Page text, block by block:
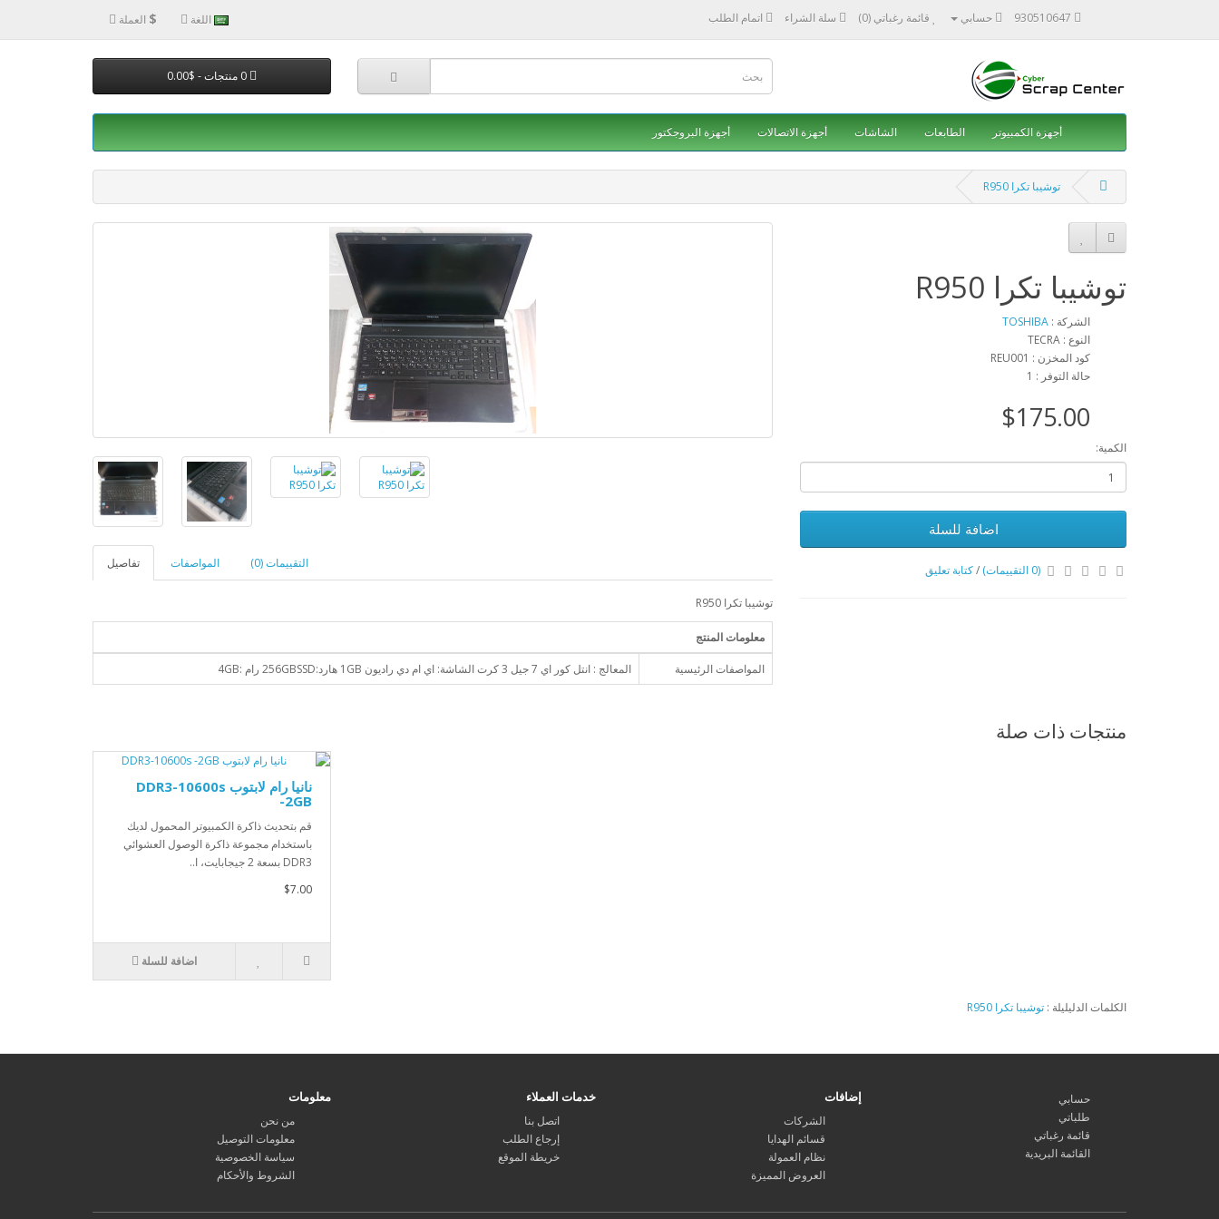
$ العملة اللغة 930510647 حسابي قائمة رغباتي (0) سلة الشراء اتمام الطلب
0 منتجات - $0.00
أجهزة الكمبيوتر الطابعات الشاشات أجهزة الاتصالات أجهزة البروجكتور
توشيبا تكرا R950
تفاصيل المواصفات التقييمات (0)
توشيبا تكرا R950
معلومات المنتج
المواصفات الرئيسية المعالج : انتل كور اي 7 جيل 3 كرت الشاشة: اي ام دي راديون 1GB هارد:256GBSSD رام :4GB
توشيبا تكرا R950
الشركة : TOSHIBA
النوع : TECRA
كود المخزن : REU001
حالة التوفر : 1
$175.00
الكمية:
اضافة للسلة
(0 التقييمات) /كتابة تعليق
منتجات ذات صلة
نانيا رام لابتوب DDR3-10600s
-2GB
قم بتحديث ذاكرة الكمبيوتر المحمول لديك
باستخدام مجموعة ذاكرة الوصول العشوائي
DDR3 بسعة 2 جيجابايت، ا..
$7.00
اضافة للسلة
الكلمات الدليليلة : توشيبا تكرا R950
معلومات
من نحن
معلومات التوصيل
سياسة الخصوصية
الشروط والأحكام
خدمات العملاء
اتصل بنا
إرجاع الطلب
خريطة الموقع
إضافات
الشركات
قسائم الهدايا
نظام العمولة
العروض المميزة
حسابي
طلباتي
قائمة رغباتي
القائمة البريدية